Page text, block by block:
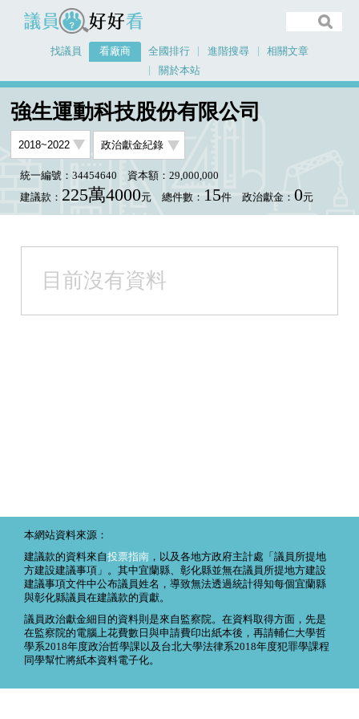
議員好好看
找議員 看廠商 全國排行 進階搜尋
相關文章
關於本站
強生運動科技股份有限公司
統一編號：34454640
資本額：29,000,000
建議款： 225萬4000元 總件數： 15件 政治獻金： 0元
目前沒有資料
本網站資料來源：
建議款的資料來自投票指南 ，以及各地方政府主計處「議員所提地
方建設建議事項」。其中宜蘭縣、彰化縣並無在議員所提地方建設
建議事項文件中公布議員姓名，導致無法透過統計得知每個宜蘭縣
與彰化縣議員在建議款的貢獻。
議員政治獻金細目的資料則是來自監察院。在資料取得方面，先是
在監察院的電腦上花費數日與申請費印出紙本後，再請輔仁大學哲
學系2018年度政治哲學課以及台北大學法律系2018年度犯罪學課程
同學幫忙將紙本資料電子化。